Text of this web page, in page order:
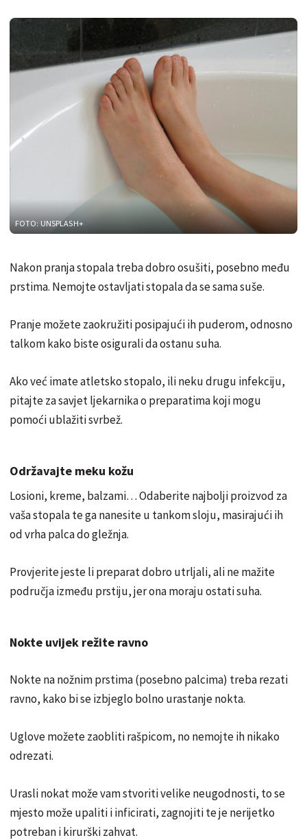
FOTO: UNSPLASH+
Nakon pranja stopala treba dobro osušiti, posebno među
prstima. Nemojte ostavljati stopala da se sama suše.
Pranje možete zaokružiti posipajući ih puderom, odnosno
talkom kako biste osigurali da ostanu suha.
Ako već imate atletsko stopalo, ili neku drugu infekciju,
pitajte za savjet ljekarnika o preparatima koji mogu
pomoći ublažiti svrbež.
Održavajte meku kožu
Losioni, kreme, balzami… Odaberite najbolji proizvod za
vaša stopala te ga nanesite u tankom sloju, masirajući ih
od vrha palca do gležnja.
Provjerite jeste li preparat dobro utrljali, ali ne mažite
područja između prstiju, jer ona moraju ostati suha.
Nokte uvijek režite ravno
Nokte na nožnim prstima (posebno palcima) treba rezati
ravno, kako bi se izbjeglo bolno urastanje nokta.
Uglove možete zaobliti rašpicom, no nemojte ih nikako
odrezati.
Urasli nokat može vam stvoriti velike neugodnosti, to se
mjesto može upaliti i inficirati, zagnojiti te je nerijetko
potreban i kirurški zahvat.